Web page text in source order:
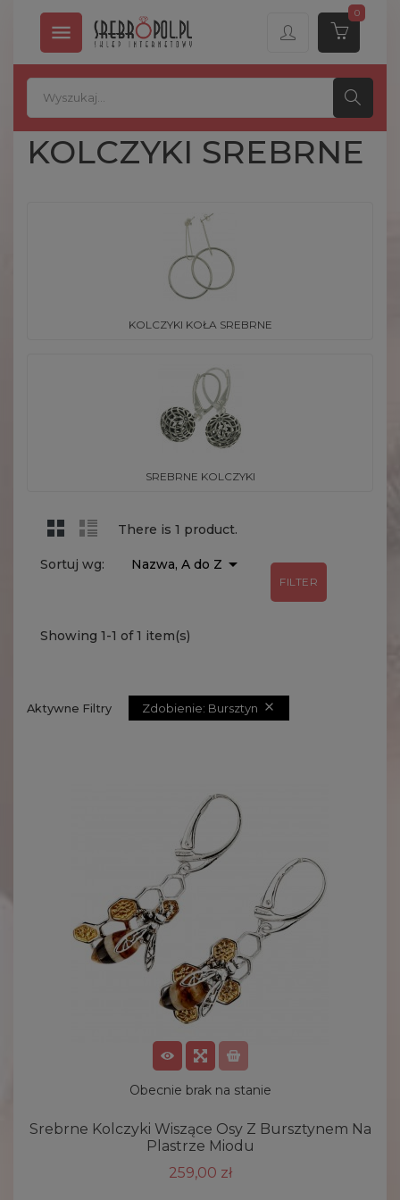

0
KOLCZYKI SREBRNE
KOLCZYKI KOŁA SREBRNE
SREBRNE KOLCZYKI
There is 1 product.
Sortuj wg: Nazwa, A do Z 
FILTER
Showing 1-1 of 1 item(s)
Aktywne Filtry Zdobienie: Bursztyn 
Obecnie brak na stanie
Srebrne Kolczyki Wiszące Osy Z Bursztynem Na
Plastrze Miodu
259,00 zł